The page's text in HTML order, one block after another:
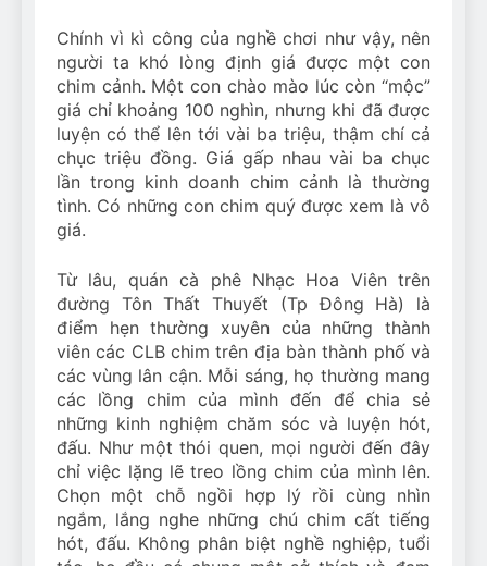
Chính vì kì công của nghề chơi như vậy, nên
người ta khó lòng định giá được một con
chim cảnh. Một con chào mào lúc còn “mộc”
giá chỉ khoảng 100 nghìn, nhưng khi đã được
luyện có thể lên tới vài ba triệu, thậm chí cả
chục triệu đồng. Giá gấp nhau vài ba chục
lần trong kinh doanh chim cảnh là thường
tình. Có những con chim quý được xem là vô
giá.
Từ lâu, quán cà phê Nhạc Hoa Viên trên
đường Tôn Thất Thuyết (Tp Đông Hà) là
điểm hẹn thường xuyên của những thành
viên các CLB chim trên địa bàn thành phố và
các vùng lân cận. Mỗi sáng, họ thường mang
các lồng chim của mình đến để chia sẻ
những kinh nghiệm chăm sóc và luyện hót,
đấu. Như một thói quen, mọi người đến đây
chỉ việc lặng lẽ treo lồng chim của mình lên.
Chọn một chỗ ngồi hợp lý rồi cùng nhìn
ngắm, lắng nghe những chú chim cất tiếng
hót, đấu. Không phân biệt nghề nghiệp, tuổi